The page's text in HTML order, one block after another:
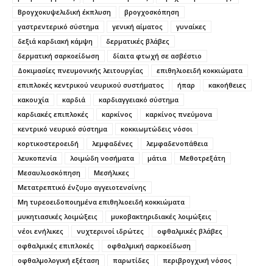
Βρογχοκυψελιδική έκπλυση
βρογχοσκόπηση
γαστρεντερικό σύστημα
γενική αίματος
γυναίκες
δεξιά καρδιακή κάμψη
δερματικές βλάβες
δερματική σαρκοείδωση
δίαιτα φτωχή σε ασβέστιο
Δοκιμασίες πνευμονικής λειτουργίας
επιθηλιοειδή κοκκιώματα
επιπλοκές κεντρικού νευρικού συστήματος
ήπαρ
κακοήθειες
κακουχία
καρδιά
καρδιαγγειακό σύστημα
καρδιακές επιπλοκές
καρκίνος
καρκίνος πνεύμονα
κεντρικό νευρικό σύστημα
κοκκιωμτώδεις νόσοι
κορτικοστεροειδή
λεμφαδένες
λεμφαδενοπάθεια
λευκοπενία
λοιμώδη νοσήματα μάτια
Μεθοτρεξάτη
Μεσαυλιοσκόπηση
Μεσήλικες
Μετατρεπτικό ένζυμο αγγειοτενσίνης
Μη τυρεοειδοποιημένα επιθηλιοειδή κοκκιώματα
μυκητιασικές λοιμώξεις
μυκοβακτηριδιακές λοιμώξεις
νέοι ενήλικες
νυχτερινοί ιδρώτες
οφθαλμικές βλάβες
οφθαλμικές επιπλοκές
οφθαλμική σαρκοείδωση
οφθαλμολογική εξέταση
παρωτίδες
περιβρογχική νόσος